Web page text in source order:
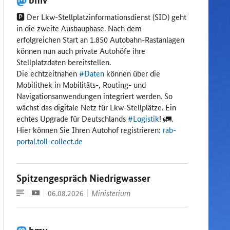
🅿️ Der Lkw-Stellplatzinformationsdienst (SID) geht
in die zweite Ausbauphase. Nach dem
erfolgreichen Start an 1.850 Autobahn-Rastanlagen
können nun auch private Autohöfe ihre
Stellplatzdaten bereitstellen.
Die echtzeitnahen#Daten können über die
Mobilithek in Mobilitäts-, Routing- und
Navigationsanwendungen integriert werden. So
wächst das digitale Netz für Lkw-Stellplätze. Ein
echtes Upgrade für Deutschlands#Logistik! 🚛.
Hier können Sie Ihren Autohof registrieren: rab-
portal.toll-collect.de
Spitzengespräch Niedrigwasser
ArtikelEnthält
Video
Datum:
06.08.2026 Ministerium